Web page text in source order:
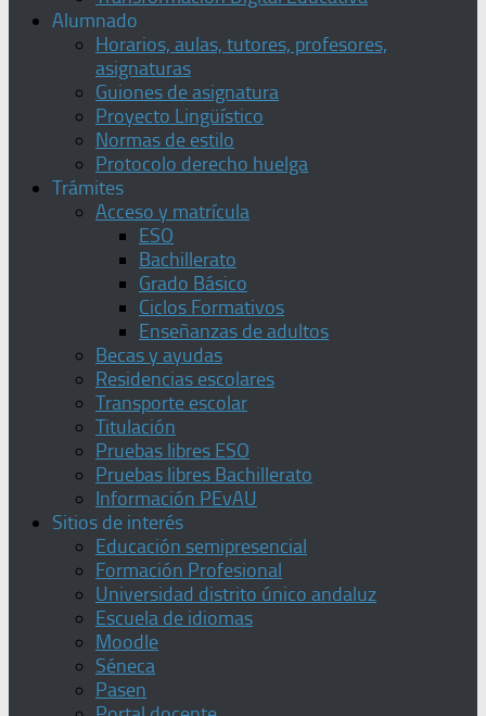
Alumnado
Horarios, aulas, tutores, profesores,
asignaturas
Guiones de asignatura
Proyecto Lingüístico
Normas de estilo
Protocolo derecho huelga
Trámites
Acceso y matrícula
ESO
Bachillerato
Grado Básico
Ciclos Formativos
Enseñanzas de adultos
Becas y ayudas
Residencias escolares
Transporte escolar
Titulación
Pruebas libres ESO
Pruebas libres Bachillerato
Información PEvAU
Sitios de interés
Educación semipresencial
Formación Profesional
Universidad distrito único andaluz
Escuela de idiomas
Moodle
Séneca
Pasen